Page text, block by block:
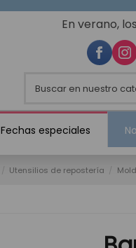
En verano,
Fechas especiales
Utensilios de repostería